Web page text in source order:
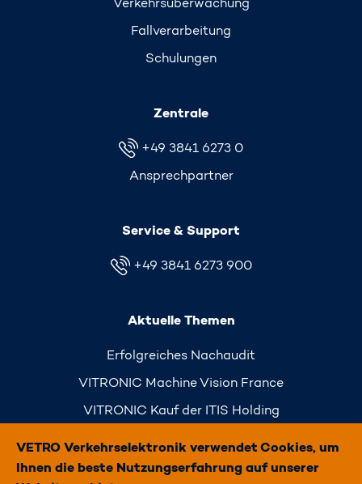
Verkehrs­überwachung
Fallverarbeitung
Schulungen
Zentrale
+49 3841 6273 0
Ansprechpartner
Service & Support
+49 3841 6273 900
Aktuelle Themen
Erfolgreiches Nachaudit
VITRONIC Machine Vision France
VITRONIC Kauf der ITIS Holding
Simply Traffic
VETRO Verkehrselektronik verwendet Cookies, um
Ihnen die beste Nutzungserfahrung auf unserer